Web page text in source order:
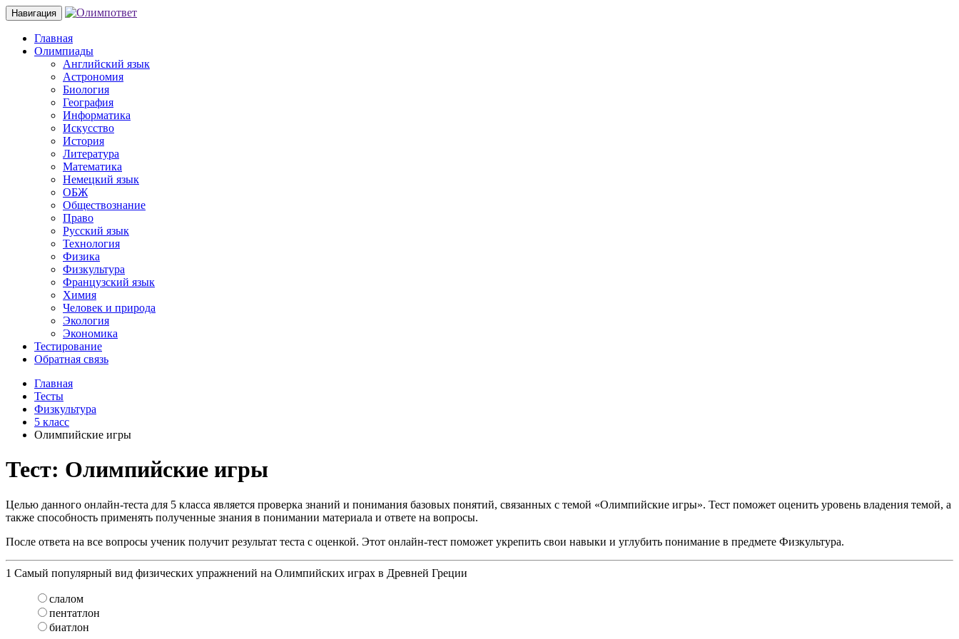
Навигация
Главная
Олимпиады
Английский язык
Астрономия
Биология
География
Информатика
Искусство
История
Литература
Математика
Немецкий язык
ОБЖ
Обществознание
Право
Русский язык
Технология
Физика
Физкультура
Французский язык
Химия
Человек и природа
Экология
Экономика
Тестирование
Обратная связь
Главная
Тесты
Физкультура
5 класс
Олимпийские игры
Тест: Олимпийские игры
Целью данного онлайн-теста для 5 класса является проверка знаний и понимания базовых понятий, связанных с темой «Олимпийские игры». Тест поможет оценить уровень владения темой, а
также способность применять полученные знания в понимании материала и ответе на вопросы.
После ответа на все вопросы ученик получит результат теста с оценкой. Этот онлайн-тест поможет укрепить свои навыки и углубить понимание в предмете Физкультура.
1 Самый популярный вид физических упражнений на Олимпийских играх в Древней Греции
слалом
пентатлон
биатлон